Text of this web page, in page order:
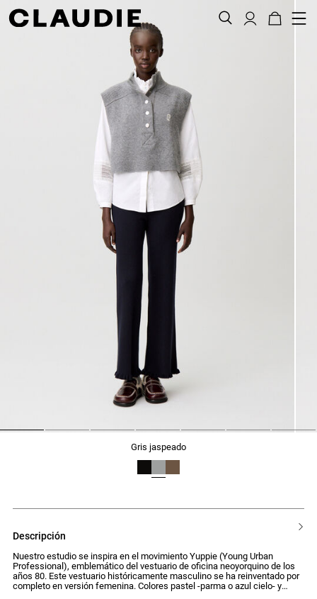
gris jaspeado
descripción
Nuestro estudio se inspira en el movimiento Yuppie (Young Urban
Professional), emblemático del vestuario de oficina neoyorquino de los
años 80. Este vestuario históricamente masculino se ha reinventado por
completo en versión femenina. Colores pastel -parma o azul cielo- y